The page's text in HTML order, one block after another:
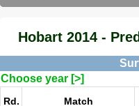
Hobart 2014 -
Choose year [>]
Rd. Match